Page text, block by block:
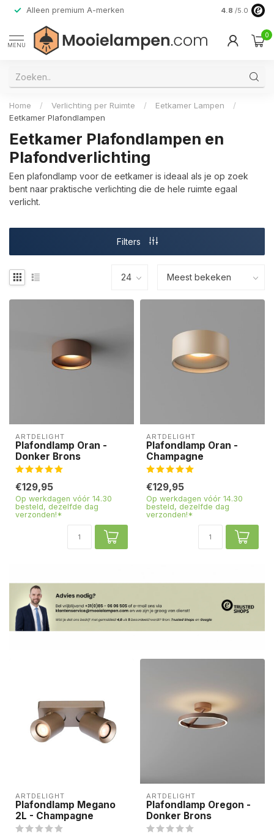
Alleen premium A-merken 4.8 /5.0
MENU
0
Home / Verlichting per Ruimte / Eetkamer Lampen
/
Eetkamer Plafondlampen
Eetkamer Plafondlampen en
Plafondverlichting
Een plafondlamp voor de eetkamer is ideaal als je op zoek
bent naar praktische verlichting die de hele ruimte egaal
verlicht.
Filters
ARTDELIGHT
Plafondlamp Oran -
Donker Brons
€129,95
Op werkdagen vóór 14.30
besteld, dezelfde dag
verzonden!*
ARTDELIGHT
Plafondlamp Oran -
Champagne
€129,95
Op werkdagen vóór 14.30
besteld, dezelfde dag
verzonden!*
ARTDELIGHT
Plafondlamp Megano
2L - Champagne
ARTDELIGHT
Plafondlamp Oregon -
Donker Brons